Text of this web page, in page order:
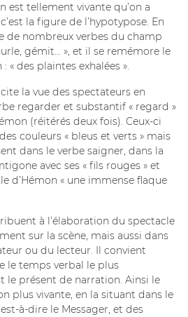
est tellement vivante qu’on a
la figure de l’hypotypose. En
de nombreux verbes du champ
gémit… », et il se remémore le
des plaintes exhalées ».
la vue des spectateurs en
regarder et substantif « regard »
(réitérés deux fois). Ceux-ci
couleurs « bleus et verts » mais
dans le verbe saigner, dans la
avec ses « fils rouges » et
d’Hémon « une immense flaque
à l’élaboration du spectacle
sur la scène, mais aussi dans
ou du lecteur. Il convient
le temps verbal le plus
le présent de narration. Ainsi le
plus vivante, en la situant dans le
à-dire le Messager, et des